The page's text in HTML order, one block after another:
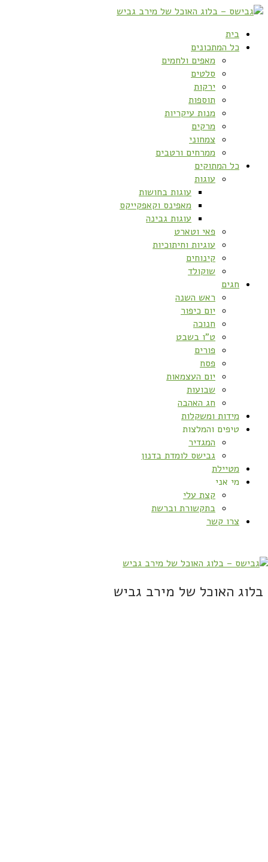
בית
כל המתכונים
מאפים ולחמים
סלטים
ירקות
תוספות
מנות עיקריות
מרקים
צמחוני
ממרחים ורטבים
כל המתוקים
עוגות
עוגות בחושות
מאפינס וקאפקייקס
עוגות גבינה
פאי וטארט
עוגיות וחיתוכיות
קינוחים
שוקולד
חגים
ראש השנה
יום כיפור
חנוכה
ט”ו בשבט
פורים
פסח
יום העצמאות
שבועות
חג האהבה
מידות ומשקלות
טיפים והמלצות
המגדיר
גבישס לומדת בדנון
מטיילת
מי אני
קצת עלי
בתקשורת וברשת
צרו קשר
בלוג האוכל של מירב גביש